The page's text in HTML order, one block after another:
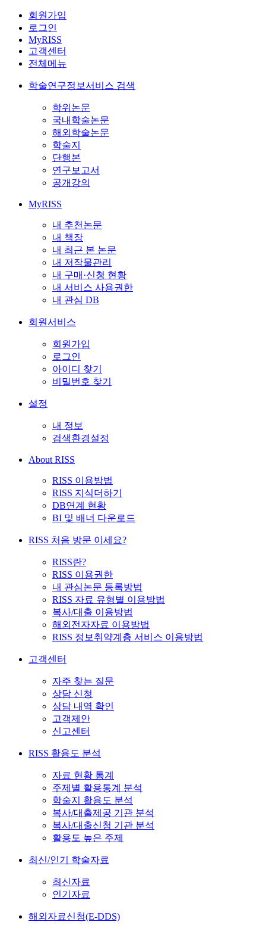
회원가입
로그인
MyRISS
고객센터
전체메뉴
학술연구정보서비스 검색
학위논문
국내학술논문
해외학술논문
학술지
단행본
연구보고서
공개강의
MyRISS
내 추천논문
내 책장
내 최근 본 논문
내 저작물관리
내 구매·신청 현황
내 서비스 사용권한
내 관심 DB
회원서비스
회원가입
로그인
아이디 찾기
비밀번호 찾기
설정
내 정보
검색환경설정
About RISS
RISS 이용방법
RISS 지식더하기
DB연계 현황
BI 및 배너 다운로드
RISS 처음 방문 이세요?
RISS란?
RISS 이용권한
내 관심논문 등록방법
RISS 자료 유형별 이용방법
복사/대출 이용방법
해외전자자료 이용방법
RISS 정보취약계층 서비스 이용방법
고객센터
자주 찾는 질문
상담 신청
상담 내역 확인
고객제안
신고센터
RISS 활용도 분석
자료 현황 통계
주제별 활용통계 분석
학술지 활용도 분석
복사/대출제공 기관 분석
복사/대출신청 기관 분석
활용도 높은 주제
최신/인기 학술자료
최신자료
인기자료
해외자료신청(E-DDS)